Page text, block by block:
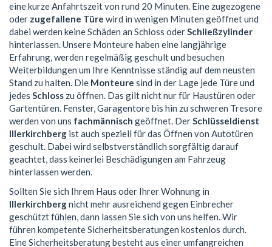
eine kurze Anfahrtszeit von rund 20 Minuten. Eine zugezogene
oder zugefallene Türe wird in wenigen Minuten geöffnet und
dabei werden keine Schäden an Schloss oderSchließzylinder
hinterlassen. Unsere Monteure haben eine langjährige
Erfahrung, werden regelmäßig geschult und besuchen
Weiterbildungen um Ihre Kenntnisse ständig auf dem neusten
Stand zu halten. Die Monteure sind in der Lage jede Türe und
jedes Schloss zu öffnen. Das gilt nicht nur für Haustüren oder
Gartentüren. Fenster, Garagentore bis hin zu schweren Tresore
werden von uns fachmännisch geöffnet. DerSchlüsseldienst
Illerkirchberg ist auch speziell für das Öffnen von Autotüren
geschult. Dabei wird selbstverständlich sorgfältig darauf
geachtet, dass keinerlei Beschädigungen am Fahrzeug
hinterlassen werden.
Sollten Sie sich Ihrem Haus oder Ihrer Wohnung in
Illerkirchbergnicht mehr ausreichend gegen Einbrecher
geschützt fühlen, dann lassen Sie sich von uns helfen. Wir
führen kompetente Sicherheitsberatungen kostenlos durch.
Eine Sicherheitsberatung besteht aus einer umfangreichen